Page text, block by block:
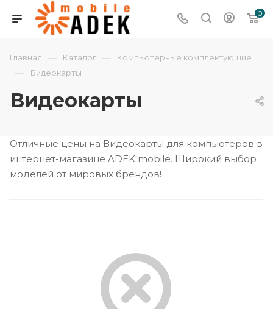
0
Главная — Каталог — Компьютерные комплектующие
— Видеокарты
Видеокарты
Отличные цены на Видеокарты для компьютеров в
интернет-магазине ADEK mobile. Широкий выбор
моделей от мировых брендов!